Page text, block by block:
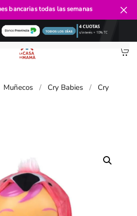
Muñecos Cry Babies
Cry
bancariastodas las semanas